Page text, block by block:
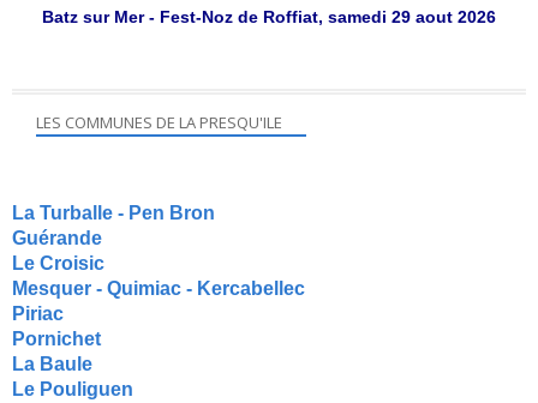
Batz sur Mer - Fest-Noz de Roffiat, samedi 29 aout 2026
LES COMMUNES DE LA PRESQU'ILE
La Turballe - Pen Bron
Guérande
Le Croisic
Mesquer - Quimiac - Kercabellec
Piriac
Pornichet
La Baule
Le Pouliguen